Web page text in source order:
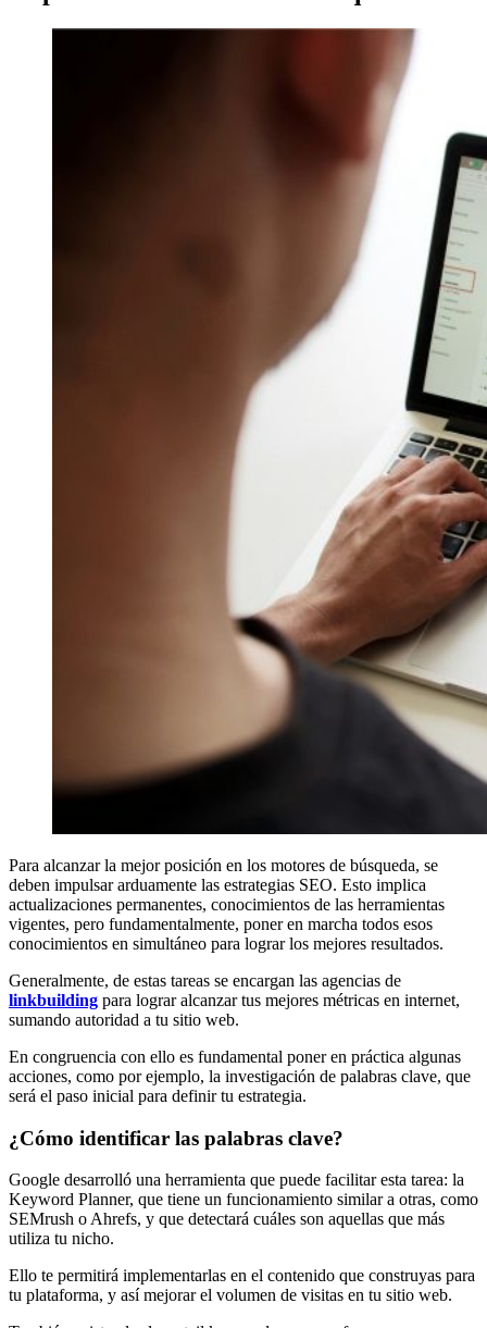
Para alcanzar la mejor posición en los motores de búsqueda, se
deben impulsar arduamente las estrategias SEO. Esto implica
actualizaciones permanentes, conocimientos de las herramientas
vigentes, pero fundamentalmente, poner en marcha todos esos
conocimientos en simultáneo para lograr los mejores resultados.
Generalmente, de estas tareas se encargan las agencias de
linkbuilding para lograr alcanzar tus mejores métricas en internet,
sumando autoridad a tu sitio web.
En congruencia con ello es fundamental poner en práctica algunas
acciones, como por ejemplo, la investigación de palabras clave, que
será el paso inicial para definir tu estrategia.
¿Cómo identificar las palabras clave?
Google desarrolló una herramienta que puede facilitar esta tarea: la
Keyword Planner, que tiene un funcionamiento similar a otras, como
SEMrush o Ahrefs, y que detectará cuáles son aquellas que más
utiliza tu nicho.
Ello te permitirá implementarlas en el contenido que construyas para
tu plataforma, y así mejorar el volumen de visitas en tu sitio web.